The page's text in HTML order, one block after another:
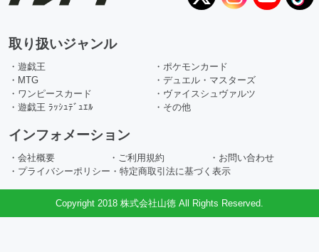
取り扱いジャンル
・遊戯王
・ポケモンカード
・MTG
・デュエル・マスターズ
・ワンピースカード
・ヴァイスシュヴァルツ
・遊戯王 ﾗｯｼｭﾃﾞｭｴﾙ
・その他
インフォメーション
・会社概要 ・ご利用規約
・お問い合わせ
・プライバシーポリシー ・特定商取引法に基づく表示
Copyright 2018 株式会社山徳 All Rights Reserved.